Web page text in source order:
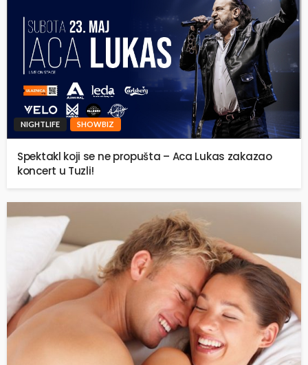
NIGHTLIFE SHOWBIZ
Spektakl koji se ne propušta – Aca Lukas zakazao
koncert u Tuzli!